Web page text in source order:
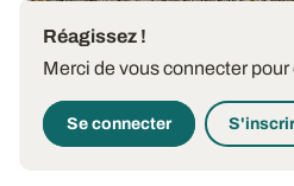
Réagissez !
Merci de vous connecter
Se connecter